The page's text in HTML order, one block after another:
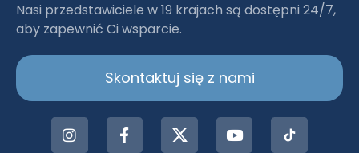
Nasi przedstawiciele w 19 krajach są dostępni 24/7,
aby zapewnić Ci wsparcie.
Skontaktuj się z nami